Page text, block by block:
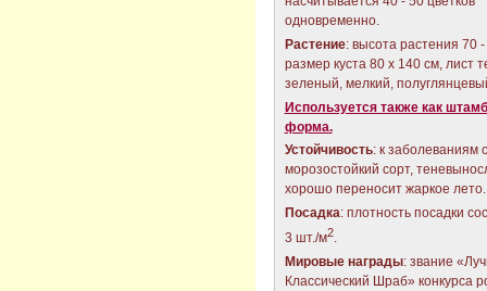
одновременно.
Растение: высота растения 70
размер куста 80 х 140 см, лист
зеленый, мелкий,
Используется также как
форма.
Устойчивость: к заболеваниям
морозостойкий сорт,
хорошо переносит жаркое лето.
Посадка: плотность посадки
3 шт./м2.
Мировые награды: звание
Классический Шраб» конкурса